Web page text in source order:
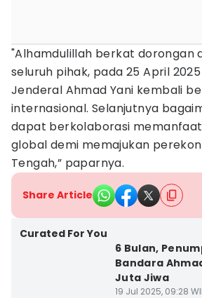
"Alhamdulillah berkat dorongan
seluruh pihak, pada 25 April
Jenderal Ahmad Yani kembali
internasional. Selanjutnya
dapat berkolaborasi
global demi memajukan
Tengah,” paparnya.
Share Article
Curated For You
6 Bulan,
Bandara
Juta Jiwa
19 Jul 2025, 09:28